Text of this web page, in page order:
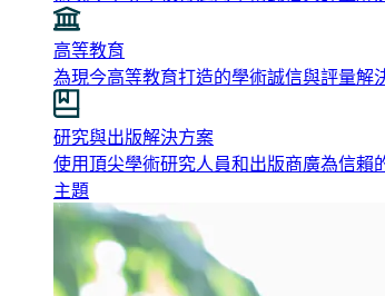
高等教育
為現今高等教育打造的學術誠信與評量解
研究與出版解決方案
使用頂尖學術研究人員和出版商廣為信賴
主題